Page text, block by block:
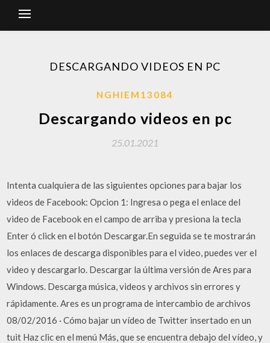
DESCARGANDO VIDEOS EN PC
NGHIEM13084
Descargando videos en pc
25.01.2021
Intenta cualquiera de las siguientes opciones para bajar los
videos de Facebook: Opcion 1: Ingresa o pega el enlace del
video de Facebook en el campo de arriba y presiona la tecla
Enter ó click en el botón Descargar.En seguida se te mostrarán
los enlaces de descarga disponibles para el video, puedes ver el
video y descargarlo. Descargar la última versión de Ares para
Windows. Descarga música, videos y archivos sin errores y
rápidamente. Ares es un programa de intercambio de archivos
08/02/2016 · Cómo bajar un vídeo de Twitter insertado en un
tuit Haz clic en el menú Más, que se encuentra debajo del vídeo, y